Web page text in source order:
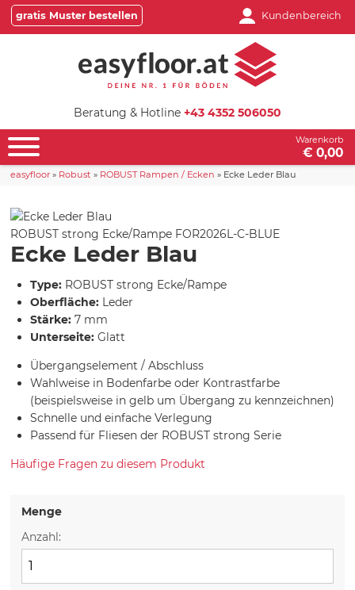
gratis Muster bestellen Kundenbereich
Beratung & Hotline +43 4352 506050
Warenkorb
€ 0,00
easyfloor » Robust » ROBUST Rampen / Ecken » Ecke Leder Blau
ROBUST strong Ecke/Rampe FOR2026L-C-BLUE
Ecke Leder Blau
Type: ROBUST strong Ecke/Rampe
Oberfläche: Leder
Stärke: 7 mm
Unterseite: Glatt
Übergangselement / Abschluss
Wahlweise in Bodenfarbe oder Kontrastfarbe
(beispielsweise in gelb um Übergang zu kennzeichnen)
Schnelle und einfache Verlegung
Passend für Fliesen der ROBUST strong Serie
Häufige Fragen zu diesem Produkt
Menge
Anzahl: